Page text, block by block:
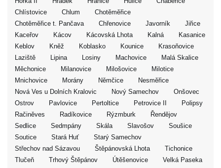
Chlístovice
Chlum
Chotěměřice
Chotěměřice t. Pančava
Chřenovice Javorník
Jiřice
Kaceřov
Kácov Kácovská Lhota Kalná
Kasanice
Keblov
Kněž Koblasko Kounice
Krasoňovice
Laziště
Lipina Losiny Machovice
Malá Skalice
Měchonice
Milanovice Milošovice
Milotice
Mnichovice
Morány Němčice
Nesměřice
Nová Ves u Dolních Kralovic
Nový Samechov
Onšovec
Ostrov
Pavlovice Pertoltice Petrovice II
Polipsy
Račiněves
Radíkovice Rýzmburk
Řendějov
Sedlice
Sedmpány Skála Slavošov
Soušice
Soutice
Stará Huť
Starý Samechov
Střechov nad Sázavou
Štěpánovská Lhota
Tichonice
Tlučeň
Trhový Štěpánov Útěšenovice
Velká Paseka